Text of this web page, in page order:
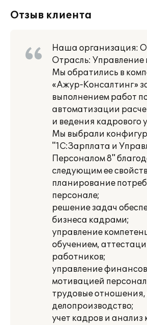
Отзыв клиента
Наша организация:
Отрасль:
Мы обратились в
«Ажур-Консалтинг»
выполнением работ
автоматизации
и ведения кадрового
Мы выбрали
"1С:Зарплата и
Персоналом 8"
следующим ее
планирование
персонале;
решение задач
бизнеса кадрами;
управление
обучением,
работников;
управление
мотивацией
трудовые
делопроизводство;
учет кадров и анализ